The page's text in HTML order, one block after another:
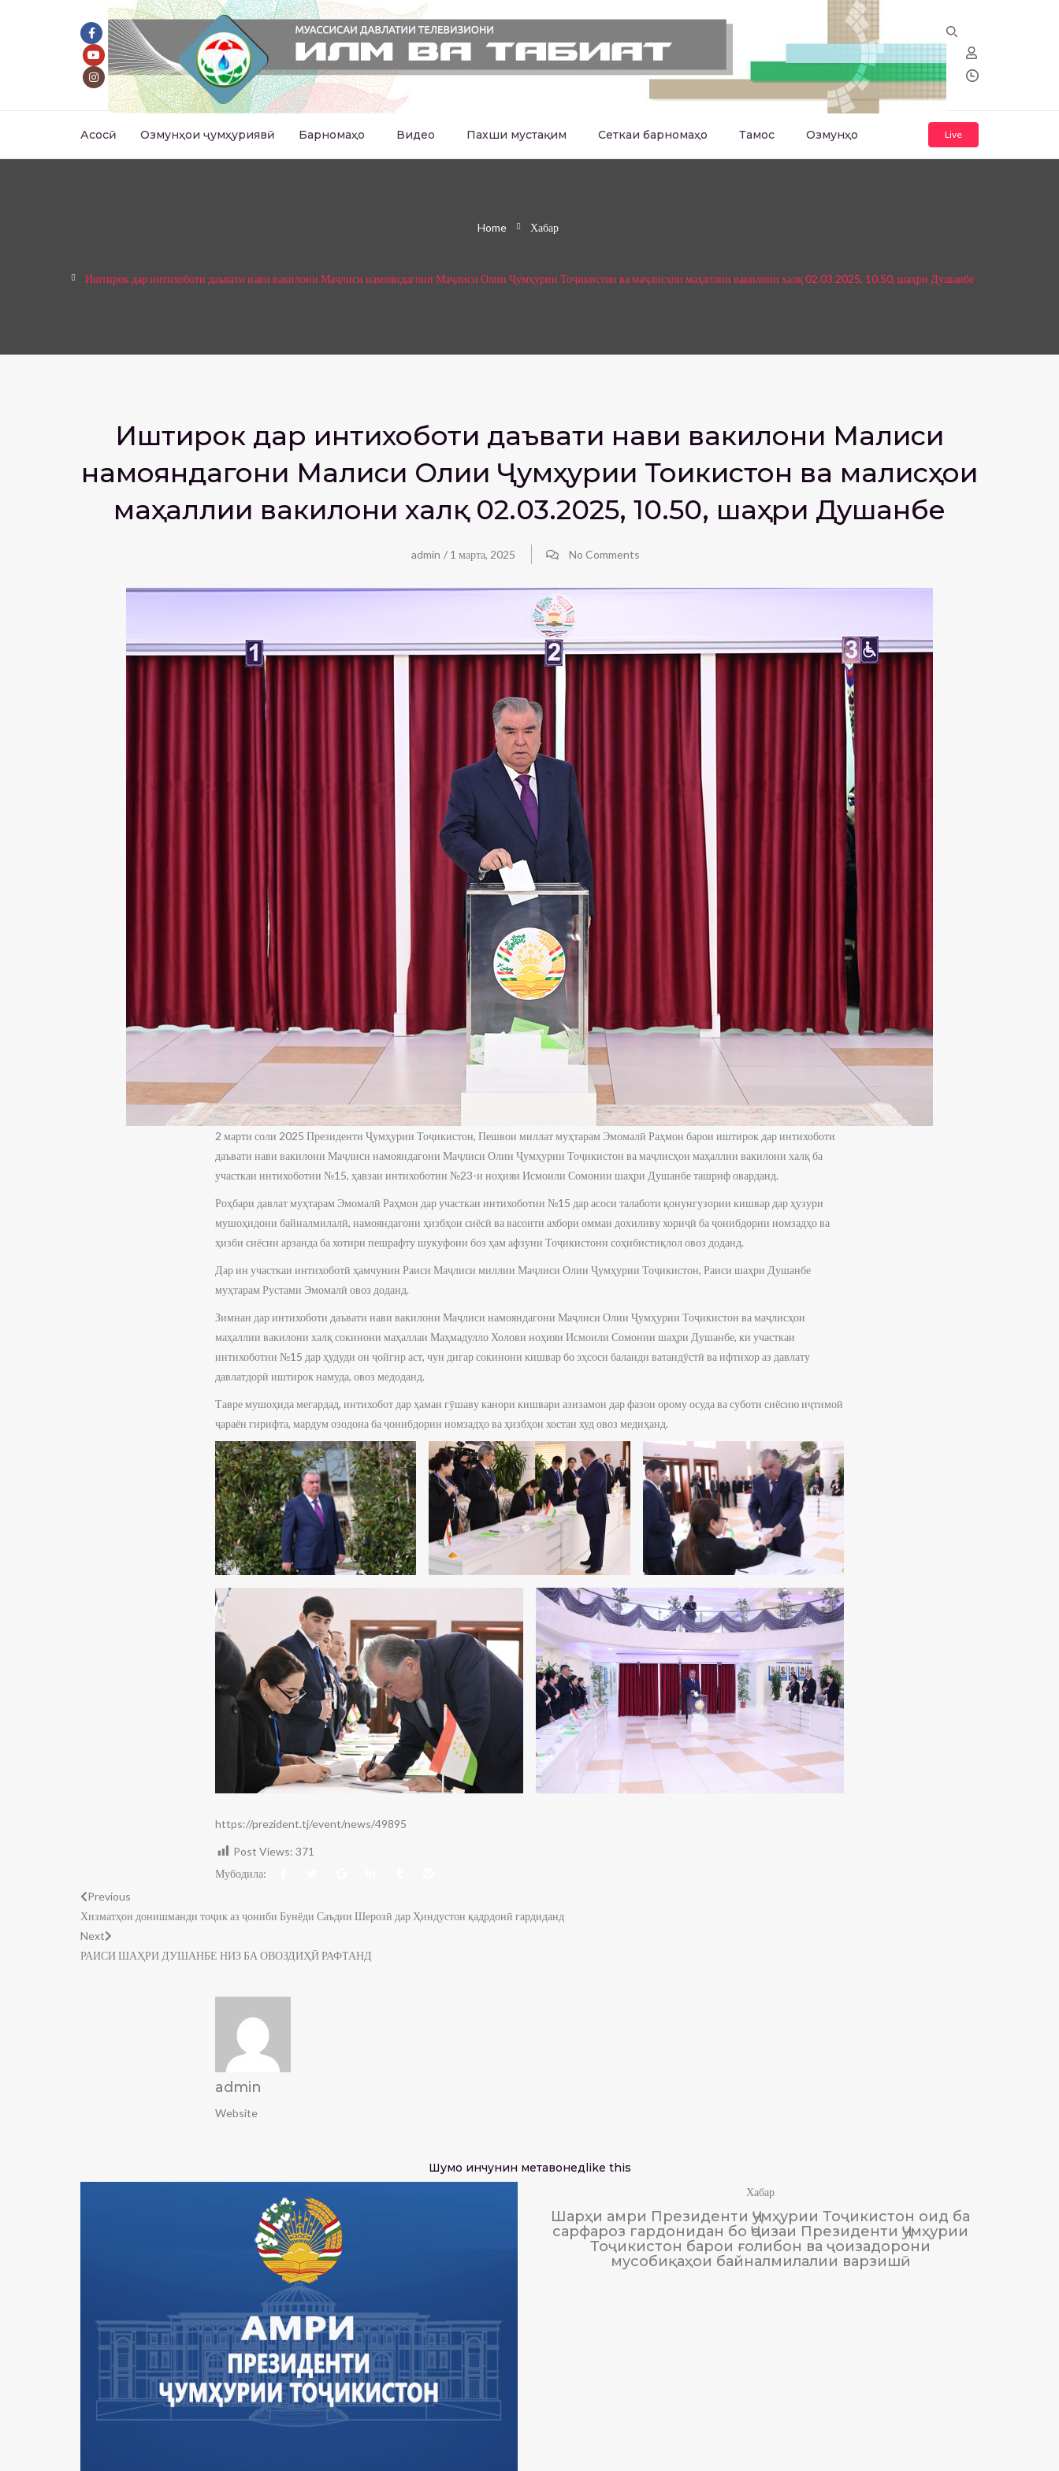
Асосӣ Озмунҳои ҷумҳуриявӣ Барномаҳо Видео Пахши мустақим Сеткаи барномаҳо Тамос Озмунҳо Live
Home Хабар
Иштирок дар интихоботи даъвати нави вакилони Маҷлиси намояндагони Маҷлиси Олии Ҷумҳурии Тоҷикистон ва маҷлисҳои маҳаллии вакилони халқ 02.03.2025, 10.50, шаҳри Душанбе
Иштирок дар интихоботи даъвати нави вакилони Маҷлиси
намояндагони Маҷлиси Олии Ҷумҳурии Тоҷикистон ва маҷлисҳои
маҳаллии вакилони халқ 02.03.2025, 10.50, шаҳри Душанбе
admin / 1 марта, 2025 No Comments
2 марти соли 2025 Президенти Ҷумҳурии Тоҷикистон, Пешвои миллат муҳтарам Эмомалӣ Раҳмон барои иштирок дар интихоботи
даъвати нави вакилони Маҷлиси намояндагони Маҷлиси Олии Ҷумҳурии Тоҷикистон ва маҷлисҳои маҳаллии вакилони халқ ба
участкаи интихоботии №15, ҳавзаи интихоботии №23-и ноҳияи Исмоили Сомонии шаҳри Душанбе ташриф оварданд.
Роҳбари давлат муҳтарам Эмомалӣ Раҳмон дар участкаи интихоботии №15 дар асоси талаботи қонунгузории кишвар дар ҳузури
мушоҳидони байналмилалӣ, намояндагони ҳизбҳои сиёсӣ ва васоити ахбори оммаи дохиливу хориҷӣ ба ҷонибдории номзадҳо ва
ҳизби сиёсии арзанда ба хотири пешрафту шукуфоии боз ҳам афзуни Тоҷикистони соҳибистиқлол овоз доданд.
Дар ин участкаи интихоботӣ ҳамчунин Раиси Маҷлиси миллии Маҷлиси Олии Ҷумҳурии Тоҷикистон, Раиси шаҳри Душанбе
муҳтарам Рустами Эмомалӣ овоз доданд.
Зимнан дар интихоботи даъвати нави вакилони Маҷлиси намояндагони Маҷлиси Олии Ҷумҳурии Тоҷикистон ва маҷлисҳои
маҳаллии вакилони халқ сокинони маҳаллаи Маҳмадулло Холови ноҳияи Исмоили Сомонии шаҳри Душанбе, ки участкаи
интихоботии №15 дар ҳудуди он ҷойгир аст, чун дигар сокинони кишвар бо эҳсоси баланди ватандӯстӣ ва ифтихор аз давлату
давлатдорӣ иштирок намуда, овоз медоданд.
Тавре мушоҳида мегардад, интихобот дар ҳамаи гӯшаву канори кишвари азизамон дар фазои орому осуда ва суботи сиёсию иҷтимоӣ
ҷараён гирифта, мардум озодона ба ҷонибдории номзадҳо ва ҳизбҳои хостаи худ овоз медиҳанд.
https://prezident.tj/event/news/49895
Post Views: 371
Мубодила:
Previous
Хизматҳои донишманди тоҷик аз ҷониби Бунёди Саъдии Шерозӣ дар Ҳиндустон қадрдонӣ гардиданд
Next
РАИСИ ШАҲРИ ДУШАНБЕ НИЗ БА ОВОЗДИҲӢ РАФТАНД
admin
Website
Шумо инчунин метавонедlike this
Хабар
Шарҳи амри Президенти Ҷумҳурии Тоҷикистон оид ба
сарфароз гардонидан бо Ҷоизаи Президенти Ҷумҳурии
Тоҷикистон барои ғолибон ва ҷоизадорони
мусобиқаҳои байналмилалии варзишӣ